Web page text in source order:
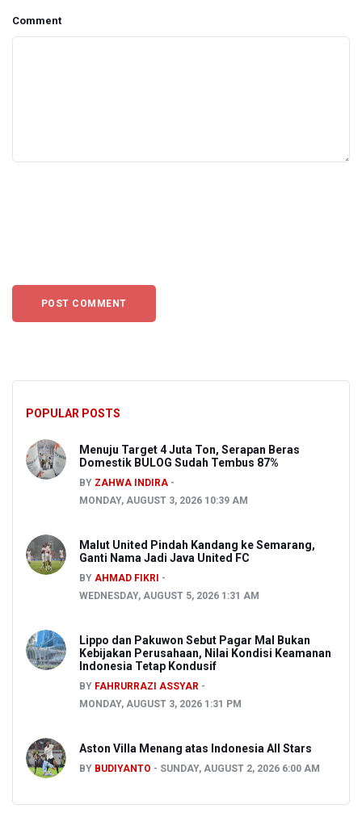
Comment
POPULAR POSTS
Menuju Target 4 Juta Ton, Serapan Beras
Domestik BULOG Sudah Tembus 87%
BY ZAHWA INDIRA
MONDAY, AUGUST 3, 2026 10:39 AM
Malut United Pindah Kandang ke Semarang,
Ganti Nama Jadi Java United FC
BY AHMAD FIKRI
WEDNESDAY, AUGUST 5, 2026 1:31 AM
Lippo dan Pakuwon Sebut Pagar Mal Bukan
Kebijakan Perusahaan, Nilai Kondisi Keamanan
Indonesia Tetap Kondusif
BY FAHRURRAZI ASSYAR
MONDAY, AUGUST 3, 2026 1:31 PM
Aston Villa Menang atas Indonesia All Stars
BY BUDIYANTO SUNDAY, AUGUST 2, 2026 6:00 AM